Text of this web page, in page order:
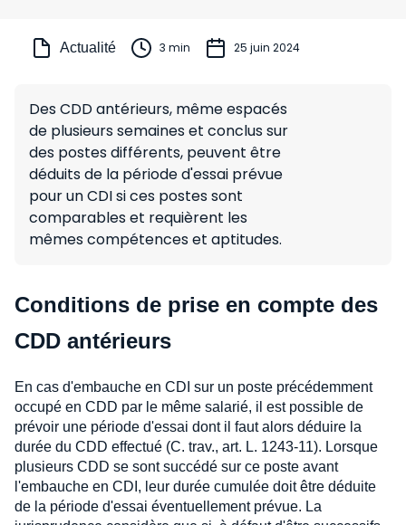
Actualité 3 min 25 juin 2024
Des CDD antérieurs, même espacés
de plusieurs semaines et conclus sur
des postes différents, peuvent être
déduits de la période d'essai prévue
pour un CDI si ces postes sont
comparables et requièrent les
mêmes compétences et aptitudes.
Conditions de prise en compte des
CDD antérieurs
En cas d'embauche en CDI sur un poste précédemment
occupé en CDD par le même salarié, il est possible de
prévoir une période d'essai dont il faut alors déduire la
durée du CDD effectué (C. trav., art. L. 1243-11). Lorsque
plusieurs CDD se sont succédé sur ce poste avant
l'embauche en CDI, leur durée cumulée doit être déduite
de la période d'essai éventuellement prévue. La